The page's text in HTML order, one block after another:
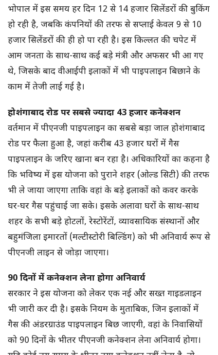
भोपाल में इस समय हर दिन 12 से 14 हजार सिलेंडरों की बुकिंग
हो रही है, जबकि कंपनियों की तरफ से सप्लाई केवल 9 से 10
हजार सिलेंडरों की ही हो पा रही है। इस किल्लत की चपेट में
आम जनता के साथ-साथ कई बड़े मंत्री और अफसर भी आ गए
थे, जिसके बाद वीआईपी इलाकों में भी पाइपलाइन बिछाने के
काम में तेजी लाई गई है।
होशंगाबाद रोड पर सबसे ज्यादा 43 हजार कनेक्शन
वर्तमान में पीएनजी पाइपलाइन का सबसे बड़ा जाल होशंगाबाद
रोड पर फैला हुआ है, जहां करीब 43 हजार घरों में गैस
पाइपलाइन के जरिए खाना बन रहा है। अधिकारियों का कहना है
कि भविष्य में इस योजना को पुराने शहर (ओल्ड सिटी) की तरफ
भी ले जाया जाएगा ताकि वहां के बड़े इलाकों को कवर करके
घर-घर गैस पहुंचाई जा सके। इसके अलावा घरों के साथ-साथ
शहर के सभी बड़े होटलों, रेस्टोरेंटों, व्यावसायिक संस्थानों और
बहुमंजिला इमारतों (मल्टीस्टोरी बिल्डिंग) को भी अनिवार्य रूप से
पीएनजी लाइन से जोड़ा जाएगा।
90 दिनों में कनेक्शन लेना होगा अनिवार्य
सरकार ने इस योजना को लेकर एक नई और सख्त गाइडलाइन
भी जारी कर दी है। इसके नियम के मुताबिक, जिन इलाकों में
गैस की अंडरग्राउंड पाइपलाइन बिछ जाएगी, वहां के निवासियों
को 90 दिनों के भीतर पीएनजी कनेक्शन लेना अनिवार्य होगा।